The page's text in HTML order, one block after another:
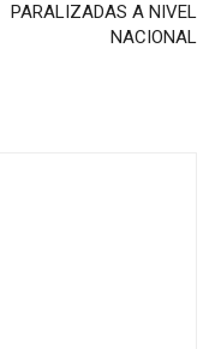
PARALIZADAS A NIVEL
NACIONAL